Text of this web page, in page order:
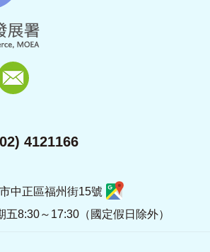
4121166
中正區福州街15號
五8:30～17:30（國定假日除外）